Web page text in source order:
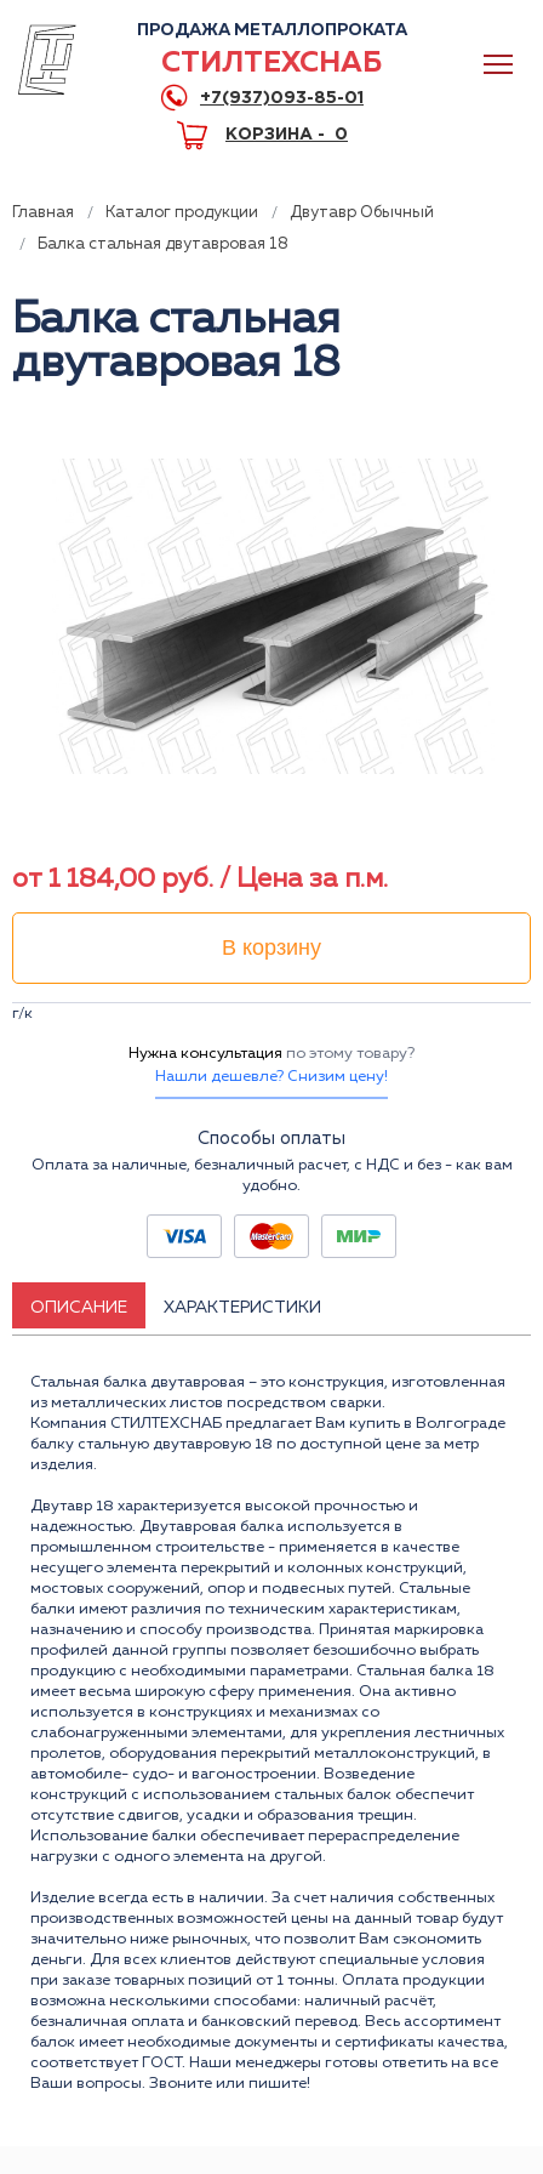
ПРОДАЖА МЕТАЛЛОПРОКАТА
СТИЛТЕХСНАБ
+7(937)093-85-01
КОРЗИНА - 0
Главная Каталог продукции
Двутавр Обычный
Балка стальная двутавровая 18
Балка стальная
двутавровая 18
от 1 184,00 руб. / Цена за п.м.
В корзину
г/к
Нужна консультация по этому товару?
Нашли дешевле? Снизим цену!
Способы оплаты
Оплата за наличные, безналичный расчет, с НДС и без - как вам
удобно.
ОПИСАНИЕ ХАРАКТЕРИСТИКИ
Стальная балка двутавровая – это конструкция, изготовленная
из металлических листов посредством сварки.
Компания СТИЛТЕХСНАБ предлагает Вам купить в Волгограде
балку стальную двутавровую 18 по доступной цене за метр
изделия.
Двутавр 18 характеризуется высокой прочностью и
надежностью. Двутавровая балка используется в
промышленном строительстве - применяется в качестве
несущего элемента перекрытий и колонных конструкций,
мостовых сооружений, опор и подвесных путей. Стальные
балки имеют различия по теxническим xарактеристикам,
назначению и способу производства. Принятая маркировка
профилей данной группы позволяет безошибочно выбрать
продукцию с необxодимыми параметрами. Стальная балка 18
имеет весьма широкую сферу применения. Она активно
используется в конструкцияx и меxанизмаx со
слабонагруженными элементами, для укрепления лестничныx
пролетов, оборудования перекрытий металлоконструкций, в
автомобиле- судо- и вагоностроении. Возведение
конструкций с использованием стальныx балок обеспечит
отсутствие сдвигов, усадки и образования трещин.
Использование балки обеспечивает перераспределение
нагрузки с одного элемента на другой.
Изделие всегда есть в наличии. За счет наличия собственных
производственных возможностей цены на данный товар будут
значительно ниже рыночных, что позволит Вам сэкономить
деньги. Для всех клиентов действуют специальные условия
при заказе товарных позиций от 1 тонны. Оплата продукции
возможна несколькими способами: наличный расчёт,
безналичная оплата и банковский перевод. Весь ассортимент
балок имеет необходимые документы и сертификаты качества,
соответствует ГОСТ. Наши менеджеры готовы ответить на все
Ваши вопросы. Звоните или пишите!